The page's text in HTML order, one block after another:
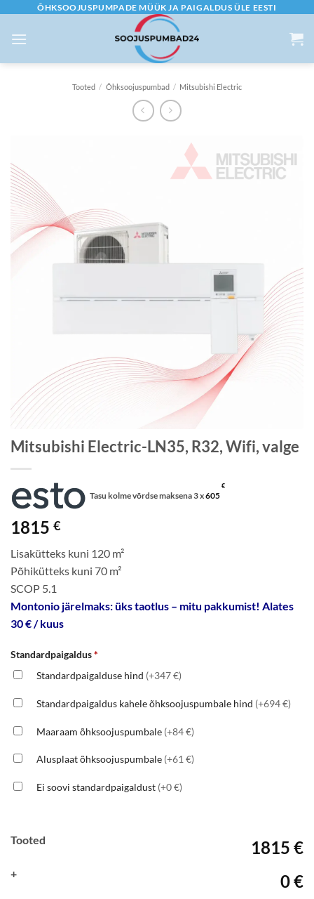
content
ÕHKSOOJUSPUMPADE MÜÜK JA PAIGALDUS ÜLE EESTI
Tooted / Õhksoojuspumbad / Mitsubishi Electric
Mitsubishi Electric-LN35, R32, Wifi, valge
Tasu kolme võrdse maksena 3 x605
€
1815 €
Lisakütteks kuni 120 m²
Põhikütteks kuni 70 m²
SCOP 5.1
Montonio järelmaks: üks taotlus – mitu pakkumist! Alates
30 € / kuus
Standardpaigaldus*
Standardpaigalduse hind (+347 €)
Standardpaigaldus kahele õhksoojuspumbale hind (+694 €)
Maaraam õhksoojuspumbale (+84 €)
Alusplaat õhksoojuspumbale (+61 €)
Ei soovi standardpaigaldust (+0 €)
Tooted 1815 €
+ 0 €